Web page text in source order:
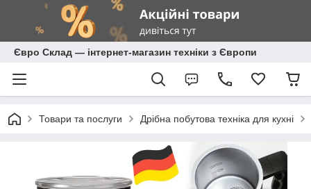
Євро Склад — інтернет-магазин техніки з Європи
Товари та послуги Дрібна побутова техніка для кухні